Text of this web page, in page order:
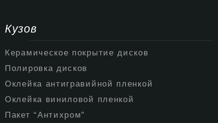
Кузов
Керамическое покрытие дисков
Полировка дисков
Оклейка антигравийной пленкой
Оклейка виниловой пленкой
Пакет “Антихром”